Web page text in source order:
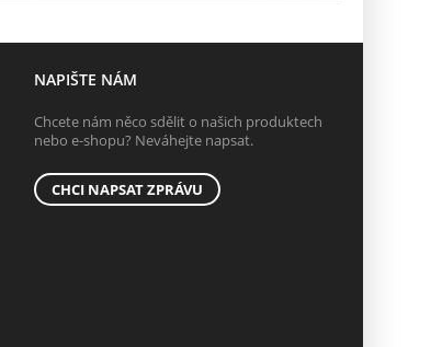
NAPIŠTE NÁM
Chcete nám něco sdělit o našich produktech
nebo e-shopu? Neváhejte napsat.
CHCI NAPSAT ZPRÁVU